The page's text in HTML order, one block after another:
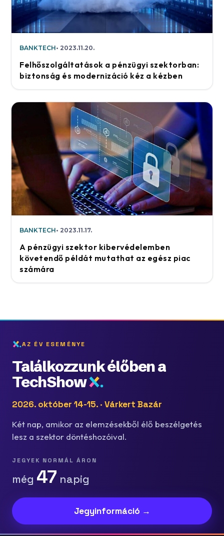
BANKTECH 2023.11.20.
Felhőszolgáltatások a pénzügyi szektorban:
biztonság és modernizáció kéz a kézben
BANKTECH 2023.11.17.
A pénzügyi szektor kibervédelemben
követendő példát mutathat az egész piac
számára
AZ ÉV ESEMÉNYE
Találkozzunk élőben a
TechShow
2026. október 14-15. · Várkert Bazár
Két nap, amikor az elemzésekből élő beszélgetés
lesz a szektor döntéshozóival.
JEGYEK NORMÁL ÁRON
még 47 napig
Jegyinformáció →